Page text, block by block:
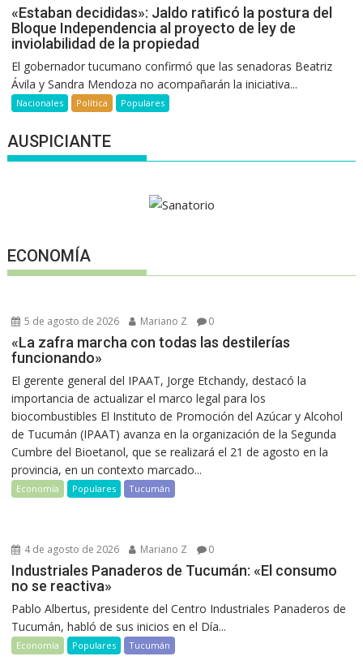
«Estaban decididas»: Jaldo ratificó la postura del
Bloque Independencia al proyecto de ley de
inviolabilidad de la propiedad
El gobernador tucumano confirmó que las senadoras Beatriz
Ávila y Sandra Mendoza no acompañarán la iniciativa...
Nacionales Política Populares
AUSPICIANTE
ECONOMÍA
5 de agosto de 2026 Mariano Z 0
«La zafra marcha con todas las destilerías
funcionando»
El gerente general del IPAAT, Jorge Etchandy, destacó la
importancia de actualizar el marco legal para los
biocombustibles El Instituto de Promoción del Azúcar y Alcohol
de Tucumán (IPAAT) avanza en la organización de la Segunda
Cumbre del Bioetanol, que se realizará el 21 de agosto en la
provincia, en un contexto marcado...
Economía Populares Tucumán
4 de agosto de 2026 Mariano Z 0
Industriales Panaderos de Tucumán: «El consumo
no se reactiva»
Pablo Albertus, presidente del Centro Industriales Panaderos de
Tucumán, habló de sus inicios en el Día...
Economía Populares Tucumán